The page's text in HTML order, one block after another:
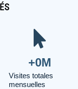
Visites totales
mensuelles
+0M